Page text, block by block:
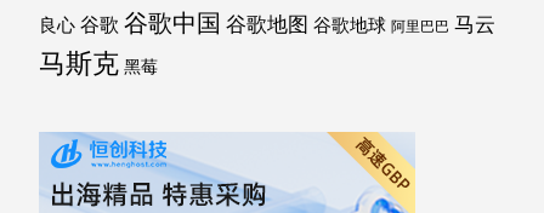
良心 谷歌 谷歌中国 谷歌地图 谷歌地球 阿里巴巴 马云
马斯克 黑莓